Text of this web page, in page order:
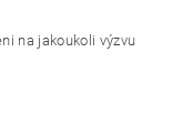
na jakoukoli výzvu